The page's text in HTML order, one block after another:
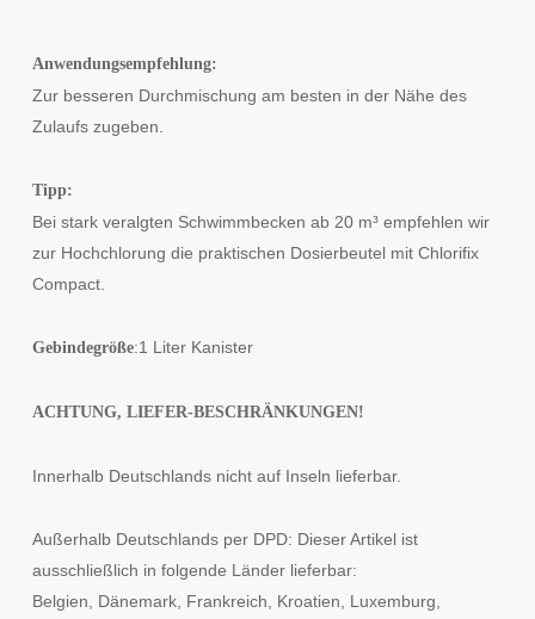
Anwendungsempfehlung:
Zur besseren Durchmischung am besten in der Nähe des
Zulaufs zugeben.
Tipp:
Bei stark veralgten Schwimmbecken ab 20 m³ empfehlen wir
zur Hochchlorung die praktischen Dosierbeutel mit Chlorifix
Compact.
Gebindegröße:1 Liter Kanister
ACHTUNG, LIEFER-BESCHRÄNKUNGEN!
Innerhalb Deutschlands nicht auf Inseln lieferbar.
Außerhalb Deutschlands per DPD: Dieser Artikel ist
ausschließlich in folgende Länder lieferbar:
Belgien, Dänemark, Frankreich, Kroatien, Luxemburg,